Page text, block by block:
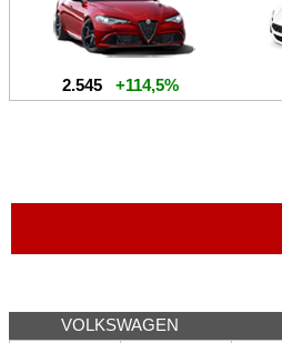
2.545 +114,5%
VOLKSWAGEN